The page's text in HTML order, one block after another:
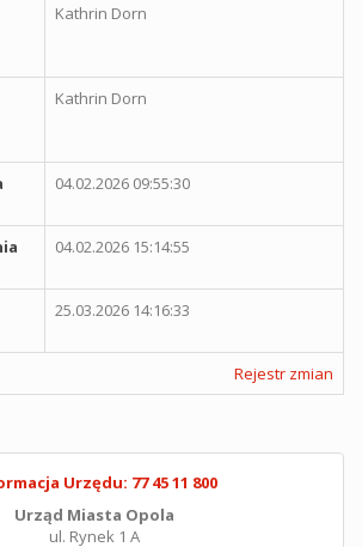
Kathrin Dorn
Kathrin Dorn
04.02.2026 09:55:30
04.02.2026 15:14:55
25.03.2026 14:16:33
Rejestr zmian
Urzędu: 77 45 11 800
Urząd Miasta Opola
ul. Rynek 1 A